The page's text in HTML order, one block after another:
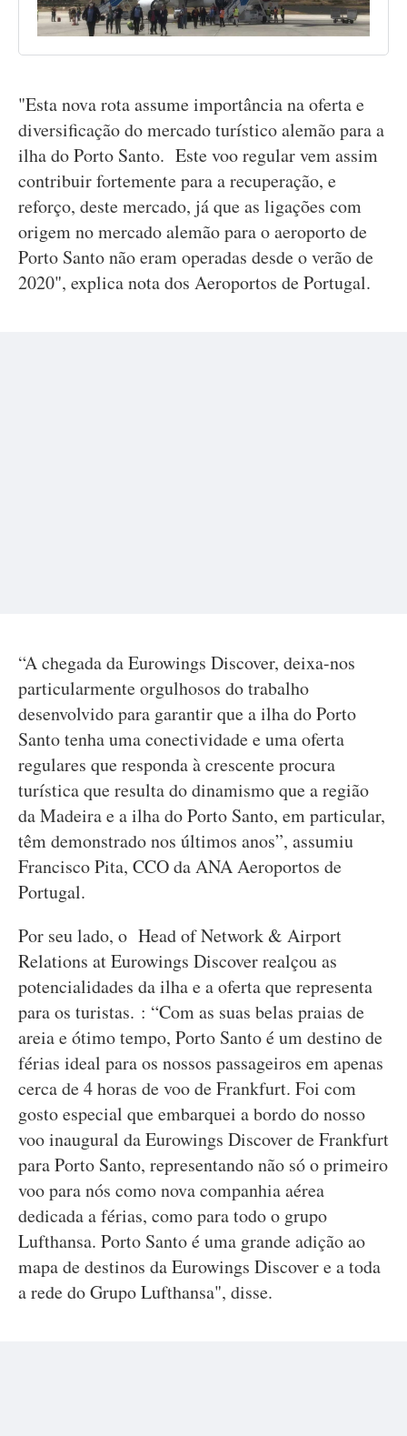
"Esta nova rota assume importância na oferta e
diversificação do mercado turístico alemão para a
ilha do Porto Santo. Este voo regular vem assim
contribuir fortemente para a recuperação, e
reforço, deste mercado, já que as ligações com
origem no mercado alemão para o aeroporto de
Porto Santo não eram operadas desde o verão de
2020", explica nota dos Aeroportos de Portugal.
“A chegada da Eurowings Discover, deixa-nos
particularmente orgulhosos do trabalho
desenvolvido para garantir que a ilha do Porto
Santo tenha uma conectividade e uma oferta
regulares que responda à crescente procura
turística que resulta do dinamismo que a região
da Madeira e a ilha do Porto Santo, em particular,
têm demonstrado nos últimos anos”, assumiu
Francisco Pita, CCO da ANA Aeroportos de
Portugal.
Por seu lado, o Head of Network & Airport
Relations at Eurowings Discover realçou as
potencialidades da ilha e a oferta que representa
para os turistas. : “Com as suas belas praias de
areia e ótimo tempo, Porto Santo é um destino de
férias ideal para os nossos passageiros em apenas
cerca de 4 horas de voo de Frankfurt. Foi com
gosto especial que embarquei a bordo do nosso
voo inaugural da Eurowings Discover de Frankfurt
para Porto Santo, representando não só o primeiro
voo para nós como nova companhia aérea
dedicada a férias, como para todo o grupo
Lufthansa. Porto Santo é uma grande adição ao
mapa de destinos da Eurowings Discover e a toda
a rede do Grupo Lufthansa", disse.